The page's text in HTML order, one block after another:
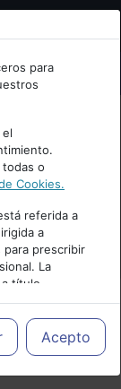
Cancelar
para
o
Cookies.
referida a
a
para prescribir
La
título
de los
y decidir, en
a lasAcepto